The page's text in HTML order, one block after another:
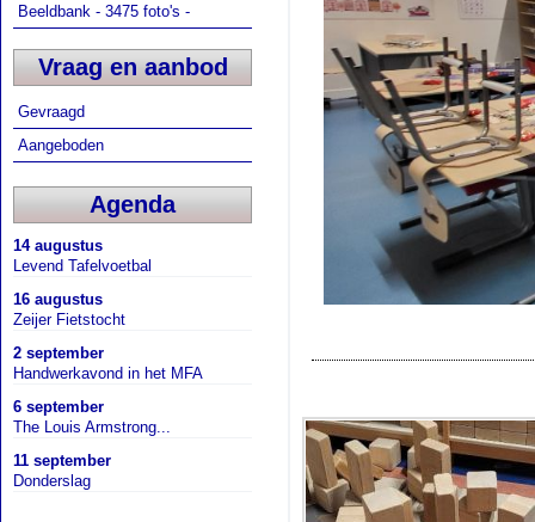
Beeldbank - 3475 foto's -
Vraag en aanbod
Gevraagd
Aangeboden
Agenda
14 augustus
Levend Tafelvoetbal
16 augustus
Zeijer Fietstocht
2 september
Handwerkavond in het MFA
6 september
The Louis Armstrong...
11 september
Donderslag